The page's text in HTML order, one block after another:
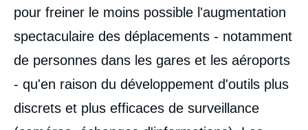
pour freiner le moins possible l'augmentation
spectaculaire des déplacements - notamment
de personnes dans les gares et les aéroports
- qu'en raison du développement d'outils plus
discrets et plus efficaces de surveillance